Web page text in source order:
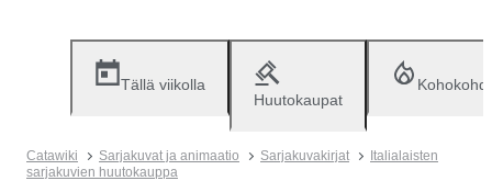
Tällä viikolla
Huutokaupat
Catawiki Sarjakuvat ja animaatio Sarjakuvakirjat
Italialaisten
sarjakuvien huutokauppa